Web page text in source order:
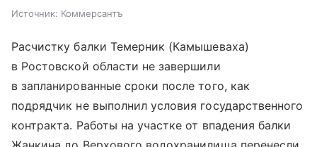
Источник: Коммерсантъ
Расчистку балки Темерник (Камышеваха)
в Ростовской области не завершили
в запланированные сроки после того, как
подрядчик не выполнил условия государственного
контракта. Работы на участке от впадения балки